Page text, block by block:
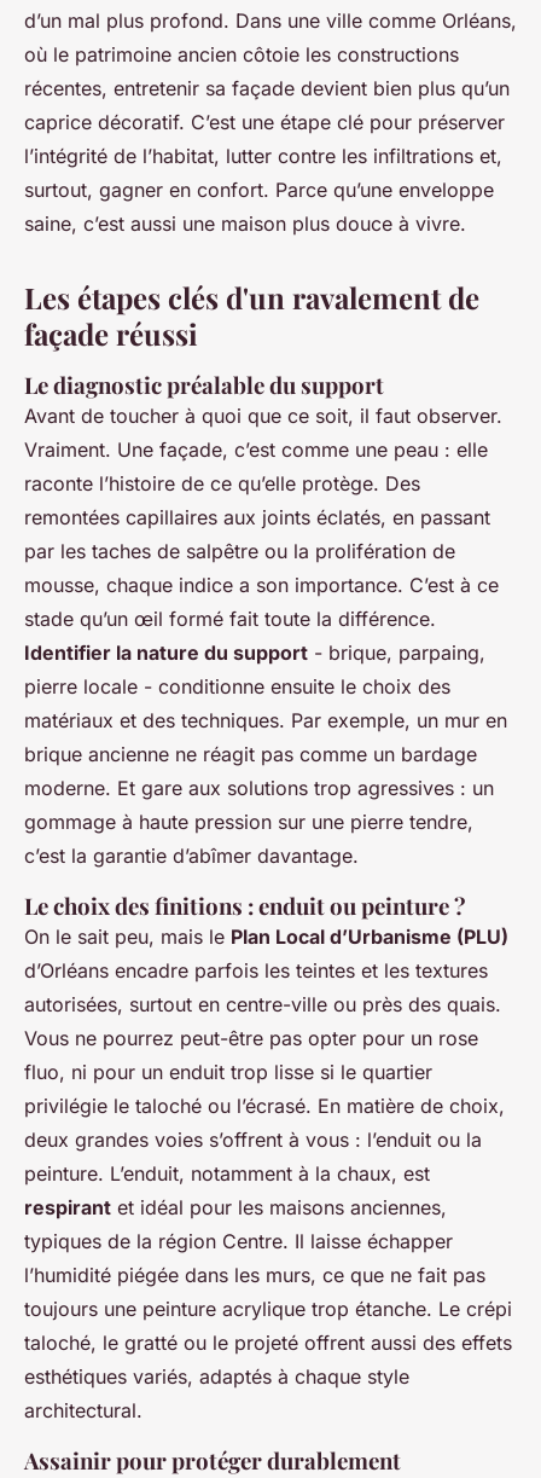
Auberte• 18/04/2026 09:25•11 min de lecture
d’un mal plus profond. Dans une ville comme Orléans,
où le patrimoine ancien côtoie les constructions
récentes, entretenir sa façade devient bien plus qu’un
caprice décoratif. C’est une étape clé pour préserver
l’intégrité de l’habitat, lutter contre les infiltrations et,
surtout, gagner en confort. Parce qu’une enveloppe
saine, c’est aussi une maison plus douce à vivre.
Les étapes clés d'un ravalement de
façade réussi
Le diagnostic préalable du support
Avant de toucher à quoi que ce soit, il faut observer.
Vraiment. Une façade, c’est comme une peau : elle
raconte l’histoire de ce qu’elle protège. Des
remontées capillaires aux joints éclatés, en passant
par les taches de salpêtre ou la prolifération de
mousse, chaque indice a son importance. C’est à ce
stade qu’un œil formé fait toute la différence.
Identifier la nature du support - brique, parpaing,
pierre locale - conditionne ensuite le choix des
matériaux et des techniques. Par exemple, un mur en
brique ancienne ne réagit pas comme un bardage
moderne. Et gare aux solutions trop agressives : un
gommage à haute pression sur une pierre tendre,
c’est la garantie d’abîmer davantage.
Le choix des finitions : enduit ou peinture ?
On le sait peu, mais le Plan Local d’Urbanisme (PLU)
d’Orléans encadre parfois les teintes et les textures
autorisées, surtout en centre-ville ou près des quais.
Vous ne pourrez peut-être pas opter pour un rose
fluo, ni pour un enduit trop lisse si le quartier
privilégie le taloché ou l’écrasé. En matière de choix,
deux grandes voies s’offrent à vous : l’enduit ou la
peinture. L’enduit, notamment à la chaux, est
respirant et idéal pour les maisons anciennes,
typiques de la région Centre. Il laisse échapper
l’humidité piégée dans les murs, ce que ne fait pas
toujours une peinture acrylique trop étanche. Le crépi
taloché, le gratté ou le projeté offrent aussi des effets
esthétiques variés, adaptés à chaque style
architectural.
Assainir pour protéger durablement